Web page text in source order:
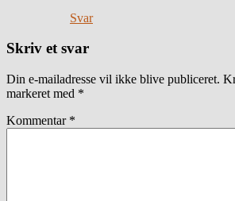
Svar
Skriv et svar
Din e-mailadresse vil ikke blive publiceret.
markeret med *
Kommentar *